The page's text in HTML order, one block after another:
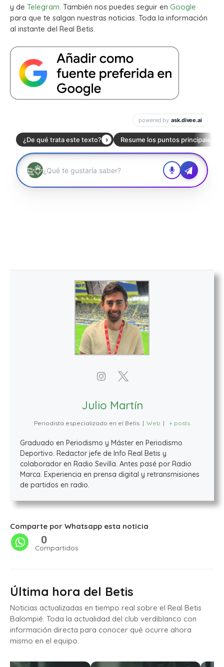
y de Telegram. También nos puedes seguir en Google
para que te salgan nuestras noticias. Toda la información
al instante del Real Betis.
Julio Martín
Periodista especializado en el Betis | Web | + posts
Graduado en Periodismo y Máster en Periodismo
Deportivo. Redactor jefe de Info Real Betis y
colaborador en Radio Sevilla. Antes pasé por Radio
Marca. Experiencia en prensa digital y retransmisiones
de partidos en radio.
Comparte por Whatsapp esta noticia
0
Compartidos
Última hora del Betis
Noticias actualizadas en tiempo real sobre el Real Betis
Balompié. Toda la actualidad del club verdiblanco con
información directa para conocer qué ocurre ahora
mismo en el equipo.